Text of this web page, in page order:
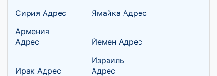
Сирия Адрес
Ямайка Адрес
Армения
Адрес
Йемен Адрес
Ирак Адрес
Израиль
Адрес